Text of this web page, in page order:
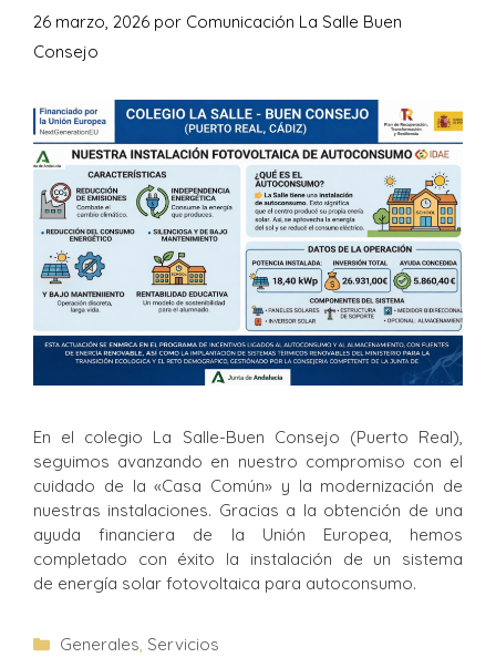
26 marzo, 2026 por Comunicación La Salle Buen
Consejo
En el colegio La Salle-Buen Consejo (Puerto Real),
seguimos avanzando en nuestro compromiso con el
cuidado de la «Casa Común» y la modernización de
nuestras instalaciones. Gracias a la obtención de una
ayuda financiera de la Unión Europea, hemos
completado con éxito la instalación de un sistema
de energía solar fotovoltaica para autoconsumo.
Generales, Servicios